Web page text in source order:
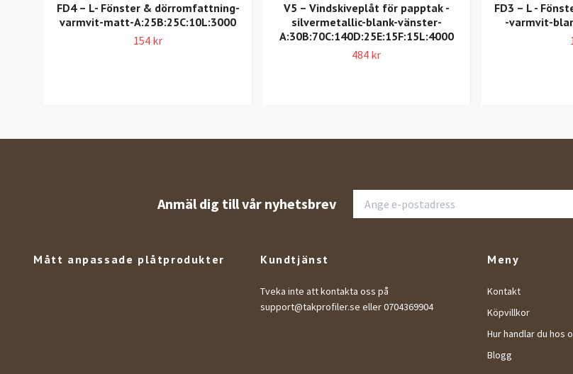
FD4 – L- Fönster & dörromfattning-
varmvit-matt-A:25B:25C:10L:3000
154 kr
V5 – Vindskiveplåt för papptak -
silvermetallic-blank-vänster-
A:30B:70C:140D:25E:15F:15L:4000
484 kr
FD3 – L -
-varmvit-
Anmäl dig till vår nyhetsbrev
Mått anpassade plåtprodukter Kundtjänst
Tveka inte att kontakta oss på
support@takprofiler.se eller 0704369904
Meny
Kontakt
Köpvillkor
Hur handlar du hos
Blogg